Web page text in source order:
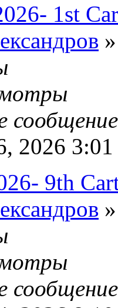
1st
2026 3:01
9th